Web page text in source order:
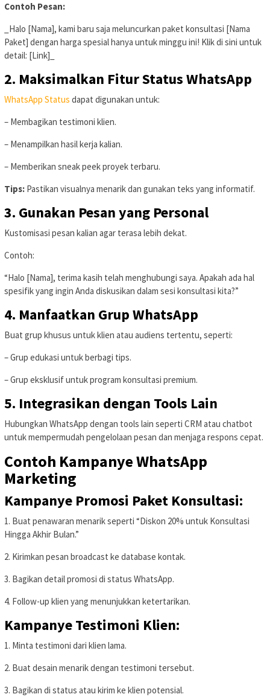
Contoh Pesan:
_Halo [Nama], kami baru saja meluncurkan paket konsultasi [Nama
Paket] dengan harga spesial hanya untuk minggu ini! Klik di sini untuk
detail: [Link]_
2. Maksimalkan Fitur Status WhatsApp
WhatsApp Status dapat digunakan untuk:
– Membagikan testimoni klien.
– Menampilkan hasil kerja kalian.
– Memberikan sneak peek proyek terbaru.
Tips: Pastikan visualnya menarik dan gunakan teks yang informatif.
3. Gunakan Pesan yang Personal
Kustomisasi pesan kalian agar terasa lebih dekat.
Contoh:
“Halo [Nama], terima kasih telah menghubungi saya. Apakah ada hal
spesifik yang ingin Anda diskusikan dalam sesi konsultasi kita?”
4. Manfaatkan Grup WhatsApp
Buat grup khusus untuk klien atau audiens tertentu, seperti:
– Grup edukasi untuk berbagi tips.
– Grup eksklusif untuk program konsultasi premium.
5. Integrasikan dengan Tools Lain
Hubungkan WhatsApp dengan tools lain seperti CRM atau chatbot
untuk mempermudah pengelolaan pesan dan menjaga respons cepat.
Contoh Kampanye WhatsApp
Marketing
Kampanye Promosi Paket Konsultasi:
1. Buat penawaran menarik seperti “Diskon 20% untuk Konsultasi
Hingga Akhir Bulan.”
2. Kirimkan pesan broadcast ke database kontak.
3. Bagikan detail promosi di status WhatsApp.
4. Follow-up klien yang menunjukkan ketertarikan.
Kampanye Testimoni Klien:
1. Minta testimoni dari klien lama.
2. Buat desain menarik dengan testimoni tersebut.
3. Bagikan di status atau kirim ke klien potensial.